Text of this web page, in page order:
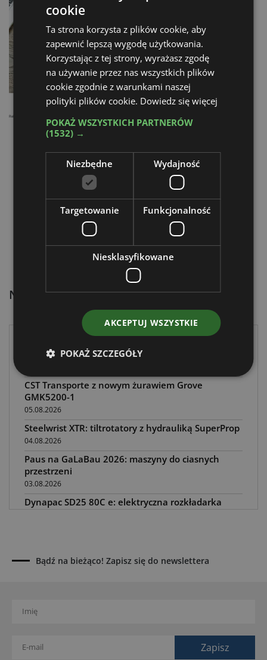
Najnowsze artykuły:
CST Transporte z nowym żurawiem Grove
GMK5200-1
05.08.2026
Steelwrist XTR: tiltrotatory z hydrauliką SuperProp
04.08.2026
Paus na GaLaBau 2026: maszyny do ciasnych
przestrzeni
03.08.2026
Dynapac SD25 80C e: elektryczna rozkładarka
drogowych
31.07.2026
budowach
Reklama
Bądź na bieżąco! Zapisz się do newslettera
cookie
Ta strona korzysta z plików cookie, aby
zapewnić lepszą wygodę użytkowania.
Korzystając z tej strony, wyrażasz zgodę
na używanie przez nas wszystkich plików
cookie zgodnie z warunkami naszej
polityki plików cookie. Dowiedz się więcej
POKAŻ WSZYSTKICH PARTNERÓW
(1532) →
Niezbędne Wydajność
Targetowanie Funkcjonalność
Niesklasyfikowane
AKCEPTUJ WSZYSTKIE
POKAŻ SZCZEGÓŁY